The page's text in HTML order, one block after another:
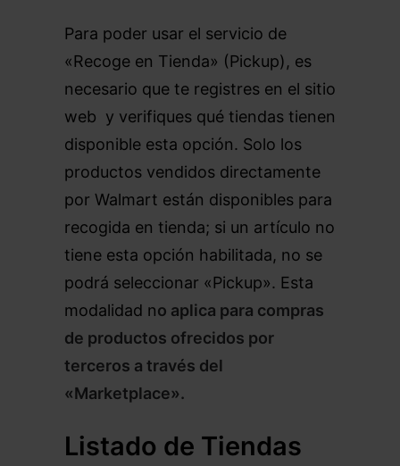
Para poder usar el servicio de
«Recoge en Tienda» (Pickup), es
necesario que te registres en el sitio
web y verifiques qué tiendas tienen
disponible esta opción. Solo los
productos vendidos directamente
por Walmart están disponibles para
recogida en tienda; si un artículo no
tiene esta opción habilitada, no se
podrá seleccionar «Pickup». Esta
modalidad no aplica para compras
de productos ofrecidos por
terceros a través del
«Marketplace».
Listado de Tiendas